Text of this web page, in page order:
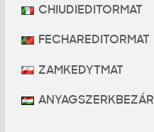
CHIUDIEDITORMAT
FECHAREDITORMAT
ZAMKEDYTMAT
ANYAGSZERKBEZÁR